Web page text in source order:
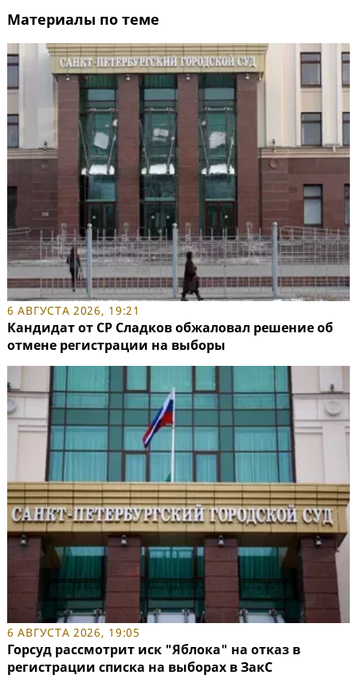
Материалы по теме
6 АВГУСТА 2026, 19:21
Кандидат от СР Сладков обжаловал решение об
отмене регистрации на выборы
6 АВГУСТА 2026, 19:05
Горсуд рассмотрит иск "Яблока" на отказ в
регистрации списка на выборах в ЗакС